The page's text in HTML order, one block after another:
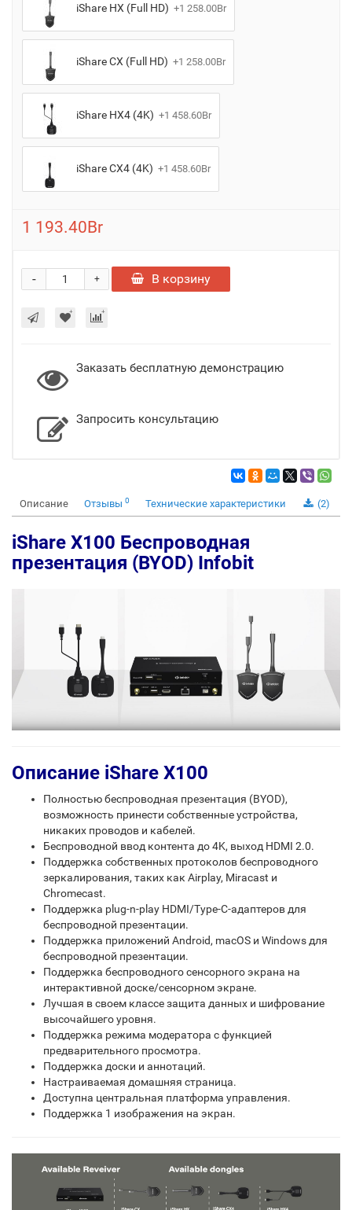
iShare HX (Full HD) +1 258.00Br
iShare CX (Full HD) +1 258.00Br
iShare НX4 (4K) +1 458.60Br
iShare CX4 (4K) +1 458.60Br
1 193.40Br
+
- В корзину
Заказать бесплатную демонстрацию
Запросить консультацию
Описание Отзывы 0 Технические характеристики (2)
iShare X100 Беспроводная
презентация (BYOD) Infobit
Описание iShare X100
Полностью беспроводная презентация (BYOD),
возможность принести собственные устройства,
никаких проводов и кабелей.
Беспроводной ввод контента до 4K, выход HDMI 2.0.
Поддержка собственных протоколов беспроводного
зеркалирования, таких как Airplay, Miracast и
Chromecast.
Поддержка plug-n-play HDMI/Type-C-адаптеров для
беспроводной презентации.
Поддержка приложений Android, macOS и Windows для
беспроводной презентации.
Поддержка беспроводного сенсорного экрана на
интерактивной доске/сенсорном экране.
Лучшая в своем классе защита данных и шифрование
высочайшего уровня.
Поддержка режима модератора с функцией
предварительного просмотра.
Поддержка доски и аннотаций.
Настраиваемая домашняя страница.
Доступна центральная платформа управления.
Поддержка 1 изображения на экран.